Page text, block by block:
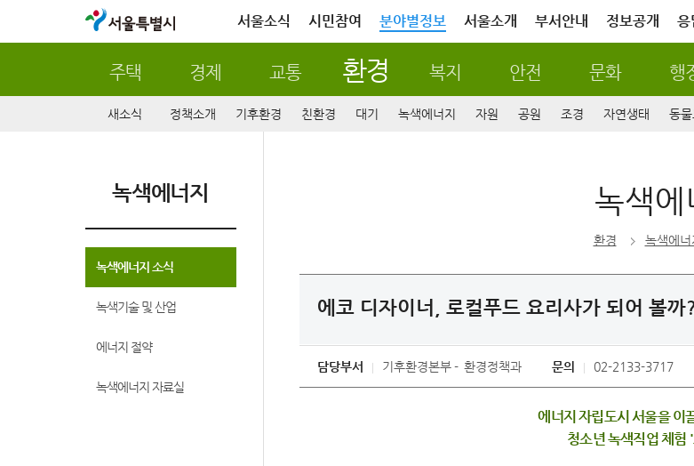
서울특별시 서울소식 시민참여 분야별정보 서울소개 부서안내 정보공개 응
주택 경제 교통 환경 복지 안전 문화 행
새소식 정책소개 기후환경 친환경 대기 녹색에너지 자원 공원 조경 자연생태 동
녹색에너지
녹색에너지 소식
녹색기술 및 산업
에너지 절약
녹색에너지 자료실
녹색에
환경 녹색에너
에코 디자이너, 로컬푸드 요리사가 되어 볼까
담당부서 기후환경본부 환경정책과 문의 02-2133-3717
에너지 자립도시 서울을 이
청소년 녹색직업 체험